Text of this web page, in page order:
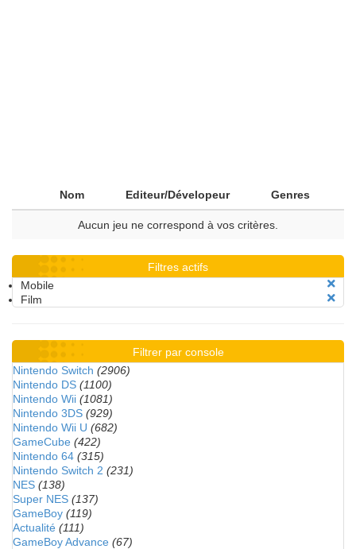
Nom Editeur/Dévelopeur Genres
Aucun jeu ne correspond à vos critères.
Filtres actifs
Mobile
Film
Filtrer par console
Nintendo Switch (2906)
Nintendo DS (1100)
Nintendo Wii (1081)
Nintendo 3DS (929)
Nintendo Wii U (682)
GameCube (422)
Nintendo 64 (315)
Nintendo Switch 2 (231)
NES (138)
Super NES (137)
GameBoy (119)
Actualité (111)
GameBoy Advance (67)